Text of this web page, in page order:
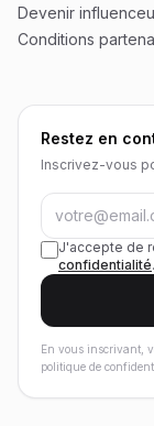
Devenir
Conditions
Restez en
Inscrivez-vous
J'accepte de
confidentialité.
En vous inscrivant,
politique de